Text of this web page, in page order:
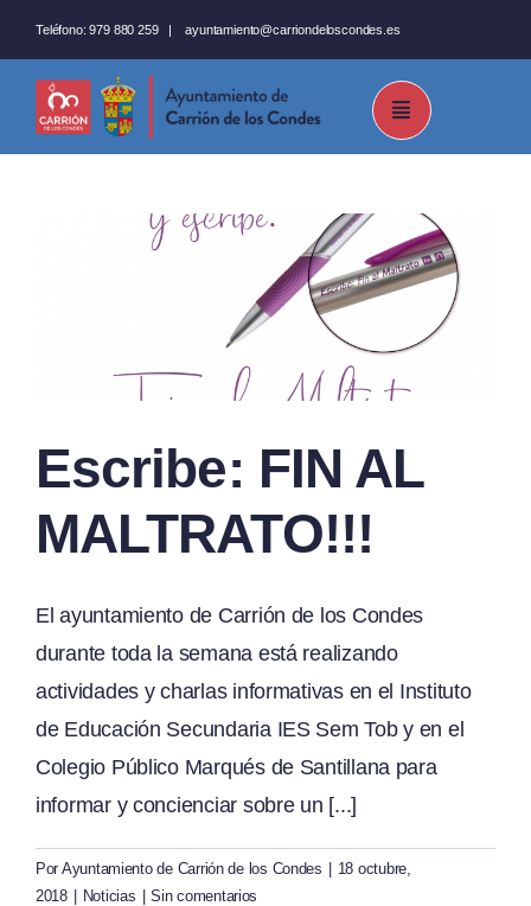
al
contenido
Teléfono: 979 880 259 |ayuntamiento@carriondeloscondes.es
Escribe: FIN AL
MALTRATO!!!
El ayuntamiento de Carrión de los Condes
durante toda la semana está realizando
actividades y charlas informativas en el Instituto
de Educación Secundaria IES Sem Tob y en el
Colegio Público Marqués de Santillana para
informar y concienciar sobre un [...]
Por Ayuntamiento de Carrión de los Condes
18 octubre,
2018
Noticias
Sin comentarios